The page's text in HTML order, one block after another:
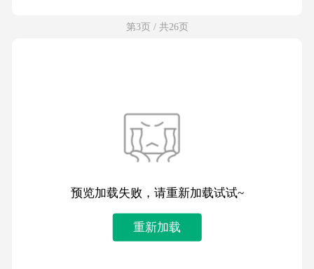
第3页 / 共26页
预览加载失败，请重新加载试试~
重新加载